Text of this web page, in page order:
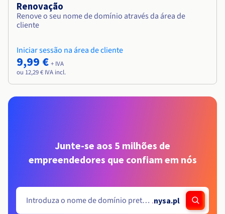
Renovação
Renove o seu nome de domínio através da área de
cliente
Iniciar sessão na área de cliente
9,99 € + IVA
ou 12,29 € IVA incl.
Junte-se aos 5 milhões de
empreendedores que confiam em nós
.nysa.pl